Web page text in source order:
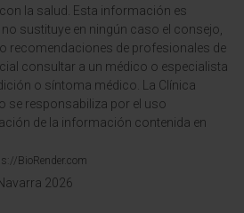
la salud. Esta información es
sustituye en ningún caso el consejo,
recomendaciones de profesionales de
consultar a un médico o especialista
o síntoma médico. La Clínica
se responsabiliza por el uso
de la información contenida en
BioRender.com
2026